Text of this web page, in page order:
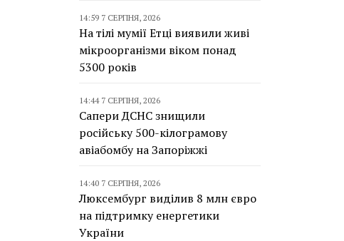
14:59 7 СЕРПНЯ, 2026
На тілі мумії Етці виявили живі
мікроорганізми віком понад
5300 років
14:44 7 СЕРПНЯ, 2026
Сапери ДСНС знищили
російську 500-кілограмову
авіабомбу на Запоріжжі
14:40 7 СЕРПНЯ, 2026
Люксембург виділив 8 млн євро
на підтримку енергетики
України